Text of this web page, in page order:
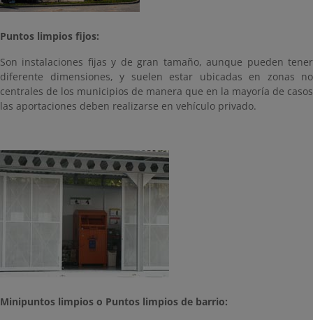
Puntos limpios fijos:
Son instalaciones fijas y de gran tamaño, aunque pueden tener
diferente dimensiones, y suelen estar ubicadas en zonas no
centrales de los municipios de manera que en la mayoría de casos
las aportaciones deben realizarse en vehículo privado.
Minipuntos limpios o Puntos limpios de barrio: